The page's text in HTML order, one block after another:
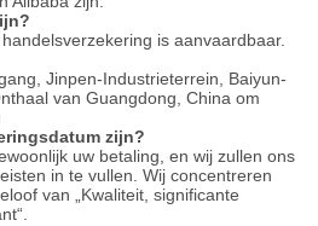
is aanvaardbaar.
Jinpen-Industrieterrein, Baiyun-
van Guangdong, China om
zijn?
uw betaling, en wij zullen ons
in te vullen. Wij concentreren
van „Kwaliteit, significante